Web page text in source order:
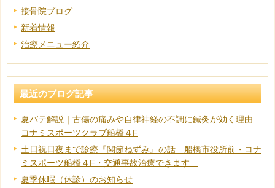
接骨院ブログ
新着情報
治療メニュー紹介
最近のブログ記事
夏バテ解説｜古傷の痛みや自律神経の不調に鍼灸が効く理由
コナミスポーツクラブ船橋４F
土日祝日夜まで診療『関節ねずみ』の話 船橋市役所前・コナ
ミスポーツ船橋４F・交通事故治療できます
夏季休暇（休診）のお知らせ